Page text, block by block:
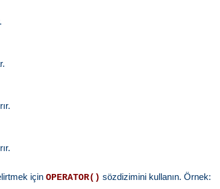
içinOPERATOR() sözdizimini kullanın. Örnek: